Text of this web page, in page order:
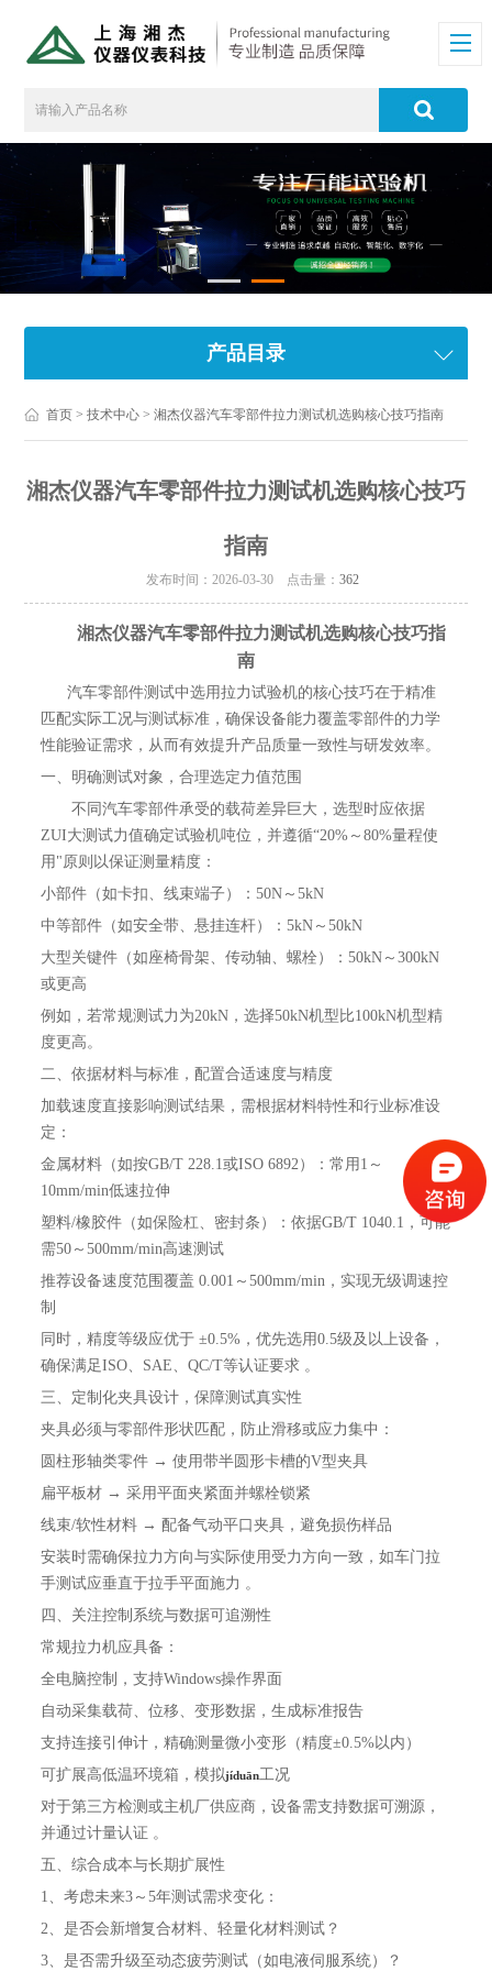
产品目录
首页 >技术中心 > 湘杰仪器汽车零部件拉力测试机选购核心技巧指南
湘杰仪器汽车零部件拉力测试机选购核心技巧
指南
发布时间：2026-03-30 点击量： 362
湘杰仪器汽车零部件拉力测试机选购核心技巧指
南
汽车零部件测试中选用拉力试验机的核心技巧在于精准
匹配实际工况与测试标准‌，确保设备能力覆盖零部件的力学
性能验证需求，从而有效提升产品质量一致性与研发效率。
一、明确测试对象，合理选定力值范围
不同汽车零部件承受的载荷差异巨大，选型时应依据‌
ZUI大测试力值‌确定试验机吨位，并遵循“20%～80%量程使
用"原则以保证测量精度：
‌小部件‌（如卡扣、线束端子）：50N～5kN
‌中等部件‌（如安全带、悬挂连杆）：5kN～50kN
‌大型关键件‌（如座椅骨架、传动轴、螺栓）：50kN～300kN
或更高
例如，若常规测试力为20kN，选择50kN机型比100kN机型精
度更高。
二、依据材料与标准，配置合适速度与精度
加载速度直接影响测试结果，需根据材料特性和行业标准设
定：
‌金属材料‌（如按GB/T 228.1或ISO 6892）：常用1～
10mm/min低速拉伸
‌塑料/橡胶件‌（如保险杠、密封条）：依据GB/T 1040.1，可能
需50～500mm/min高速测试
推荐设备速度范围覆盖 ‌0.001～500mm/min‌，实现无级调速控
制
同时，精度等级应优于 ‌±0.5%‌，优先选用0.5级及以上设备，
确保满足ISO、SAE、QC/T等认证要求 。
三、定制化夹具设计，保障测试真实性
夹具必须与零部件形状匹配，防止滑移或应力集中：
圆柱形轴类零件 → 使用带半圆形卡槽的‌V型夹具‌
扁平板材 → 采用平面夹紧面并螺栓锁紧
线束/软性材料 → 配备气动平口夹具，避免损伤样品
安装时需确保拉力方向与实际使用受力方向一致，如车门拉
手测试应垂直于拉手平面施力 。
四、关注控制系统与数据可追溯性
常规拉力机应具备：
全电脑控制，支持Windows操作界面
自动采集载荷、位移、变形数据，生成标准报告
支持连接引伸计，精确测量微小变形（精度±0.5%以内）
可扩展高低温环境箱，模拟jíduān工况
对于第三方检测或主机厂供应商，设备需支持‌数据可溯源‌，
并通过计量认证 。
五、综合成本与长期扩展性
1、考虑未来3～5年测试需求变化：
2、是否会新增复合材料、轻量化材料测试？
3、是否需升级至动态疲劳测试（如电液伺服系统）？